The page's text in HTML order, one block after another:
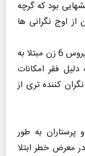
بود که گرچه
اوج نگرانی ها
به عنوان مثال در روزهای نخست انتشار این ویروس 6 زن مبتلا به
دلیل فقر امکانات
کننده تری از
به طور
معرض خطر ابتلا